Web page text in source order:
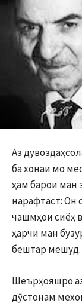
Аз
ба хонаи мо
ҳам барои ман
нарафтаст: Он
чашмҳои сиёҳ
ҳарчи ман
бештар мешуд.
Шеърҳояшро
дӯстонам